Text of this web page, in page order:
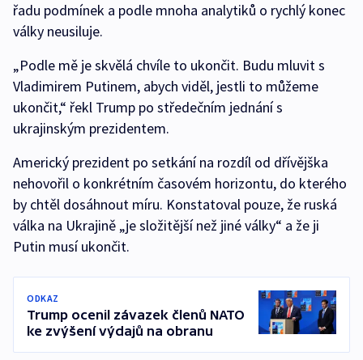
řadu podmínek a podle mnoha analytiků o rychlý konec
války neusiluje.
„Podle mě je skvělá chvíle to ukončit. Budu mluvit s
Vladimirem Putinem, abych viděl, jestli to můžeme
ukončit,“ řekl Trump po středečním jednání s
ukrajinským prezidentem.
Americký prezident po setkání na rozdíl od dřívějška
nehovořil o konkrétním časovém horizontu, do kterého
by chtěl dosáhnout míru. Konstatoval pouze, že ruská
válka na Ukrajině „je složitější než jiné války“ a že ji
Putin musí ukončit.
ODKAZ
Trump ocenil závazek členů NATO
ke zvýšení výdajů na obranu